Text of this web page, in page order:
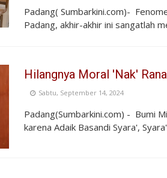
Padang( Sumbarkini.com)-
Padang, akhir-akhir ini sangatlah
Hilangnya Moral 'Nak'
Sabtu, September 14, 2024
Padang(Sumbarkini.com) - Bumi
karena Adaik Basandi Syara',